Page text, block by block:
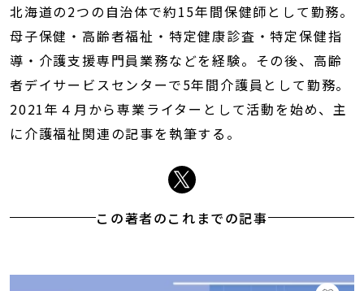
北海道の2つの自治体で約15年間保健師として勤務。
母子保健・高齢者福祉・特定健康診査・特定保健指
導・介護支援専門員業務などを経験。その後、高齢
者デイサービスセンターで5年間介護員として勤務。
2021年４月から専業ライターとして活動を始め、主
に介護福祉関連の記事を執筆する。
この著者のこれまでの記事